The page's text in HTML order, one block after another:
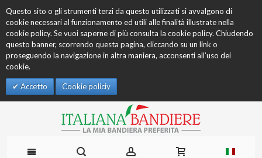
Questo sito o gli strumenti terzi da questo utilizzati si avvalgono di
cookie necessari al funzionamento ed utili alle finalità illustrate nella
cookie policy. Se vuoi saperne di più consulta la cookie policy. Chiudendo
questo banner, scorrendo questa pagina, cliccando su un link o
proseguendo la navigazione in altra maniera, acconsenti all’uso dei
cookie.
Accetto Cookie policiy